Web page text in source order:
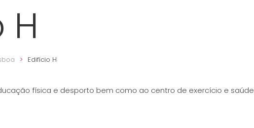
H
Edifício H
física e desporto bem como ao centro de exercício e saúde